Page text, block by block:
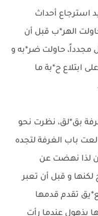
استرجاع أحداث
الهر*ب قبل أن
مجدداً، حاولت ضر*به و
ابتلاع ح*بة ما
بق*لق، نظرت نحو
باب الغرفة لتجده
لذا نهضت عن
لكنها و قبل أن تعبر
تقدم قدمها
بذهول عندما رأت